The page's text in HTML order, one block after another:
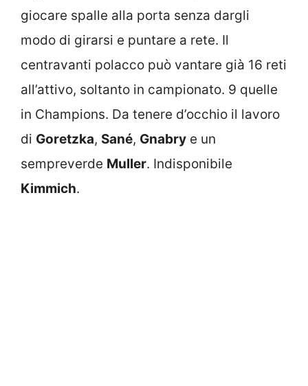
giocare spalle alla porta senza dargli
modo di girarsi e puntare a rete. Il
centravanti polacco può vantare già 16 reti
all’attivo, soltanto in campionato. 9 quelle
in Champions. Da tenere d’occhio il lavoro
di Goretzka, Sané, Gnabry e un
sempreverde Muller. Indisponibile
Kimmich.